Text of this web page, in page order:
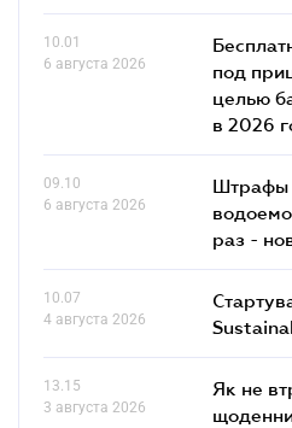
10.01
6 августа 2026
под
целью
в 2026
09.10
6 августа 2026
Штрафы
раз -
10.07
4 августа 2026
13.15
3 августа 2026
Як не